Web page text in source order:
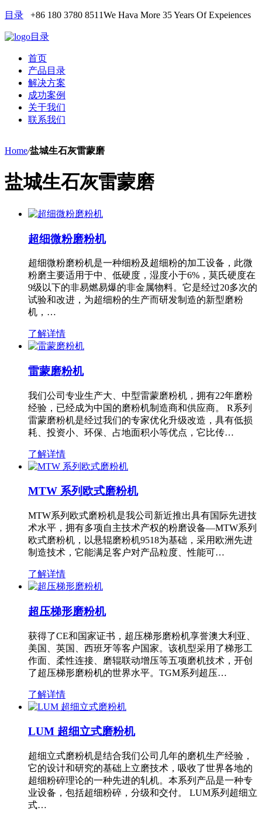
目录 +86 180 3780 8511We Hava More 35 Years Of Expeiences
目录
首页
产品目录
解决方案
成功案例
关于我们
联系我们
Home/盐城生石灰雷蒙磨
盐城生石灰雷蒙磨
超细微粉磨粉机
超细微粉磨粉机是一种细粉及超细粉的加工设备，此微
粉磨主要适用于中、低硬度，湿度小于6%，莫氏硬度在
9级以下的非易燃易爆的非金属物料。它是经过20多次的
试验和改进，为超细粉的生产而研发制造的新型磨粉
机，…
了解详情
雷蒙磨粉机
我们公司专业生产大、中型雷蒙磨粉机，拥有22年磨粉
经验，已经成为中国的磨粉机制造商和供应商。 R系列
雷蒙磨粉机是经过我们的专家优化升级改造，具有低损
耗、投资小、环保、占地面积小等优点，它比传…
了解详情
MTW 系列欧式磨粉机
MTW系列欧式磨粉机是我公司新近推出具有国际先进技
术水平，拥有多项自主技术产权的粉磨设备—MTW系列
欧式磨粉机，以悬辊磨粉机9518为基础，采用欧洲先进
制造技术，它能满足客户对产品粒度、性能可…
了解详情
超压梯形磨粉机
获得了CE和国家证书，超压梯形磨粉机享誉澳大利亚、
美国、英国、西班牙等客户国家。该机型采用了梯形工
作面、柔性连接、磨辊联动增压等五项磨机技术，开创
了超压梯形磨粉机的世界水平。TGM系列超压…
了解详情
LUM 超细立式磨粉机
超细立式磨粉机是结合我们公司几年的磨机生产经验，
它的设计和研究的基础上立磨技术，吸收了世界各地的
超细粉碎理论的一种先进的轧机。本系列产品是一种专
业设备，包括超细粉碎，分级和交付。 LUM系列超细立
式…